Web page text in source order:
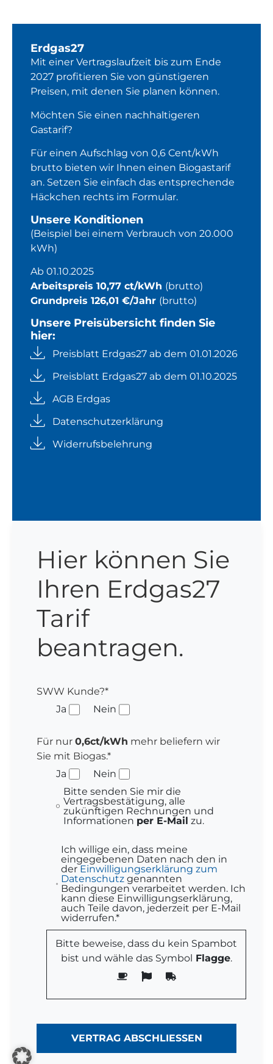
Erdgas27
Mit einer Vertragslaufzeit bis zum Ende
2027 profitieren Sie von günstigeren
Preisen, mit denen Sie planen können.
Möchten Sie einen nachhaltigeren
Gastarif?
Für einen Aufschlag von 0,6 Cent/kWh
brutto bieten wir Ihnen einen Biogastarif
an. Setzen Sie einfach das entsprechende
Häckchen rechts im Formular.
Unsere Konditionen
(Beispiel bei einem Verbrauch von 20.000
kWh)
Ab 01.10.2025
Arbeitspreis 10,77 ct/kWh (brutto)
Grundpreis 126,01 €/Jahr (brutto)
Unsere Preisübersicht finden Sie
hier:
Preisblatt Erdgas27 ab dem 01.01.2026
Preisblatt Erdgas27 ab dem 01.10.2025
AGB Erdgas
Datenschutzerklärung
Widerrufsbelehrung
Hier können Sie
Ihren Erdgas27
Tarif
beantragen.
SWW Kunde?*
Ja
Nein
Für nur 0,6ct/kWh mehr beliefern wir
Sie mit Biogas.*
Ja
Nein
Bitte senden Sie mir die
Vertragsbestätigung, alle
zukünftigen Rechnungen und
Informationen per E-Mail zu.
Ich willige ein, dass meine
eingegebenen Daten nach den in
derEinwilligungserklärung zum
Datenschutz genannten
Bedingungen verarbeitet werden. Ich
kann diese Einwilligungserklärung,
auch Teile davon, jederzeit per E-Mail
widerrufen.*
Bitte beweise, dass du kein Spambot
bist und wähle das Symbol Flagge.